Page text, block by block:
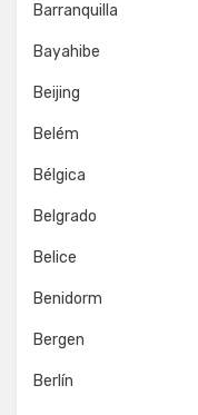
Barranquilla
Bayahibe
Beijing
Belém
Bélgica
Belgrado
Belice
Benidorm
Bergen
Berlín